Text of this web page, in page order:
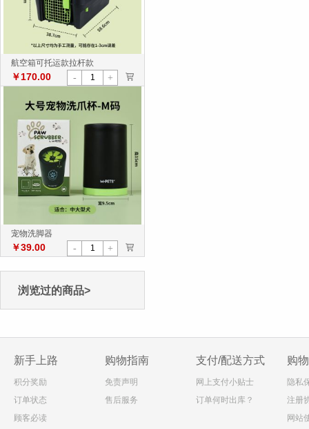
航空箱可托运款拉杆款
￥170.00 - + >
宠物洗脚器
￥39.00 - + >
浏览过的商品>
新手上路
积分奖励
订单状态
顾客必读
购物指南
免责声明
售后服务
支付/配送方式
网上支付小贴士
订单何时出库？
购
隐私
注册
网站